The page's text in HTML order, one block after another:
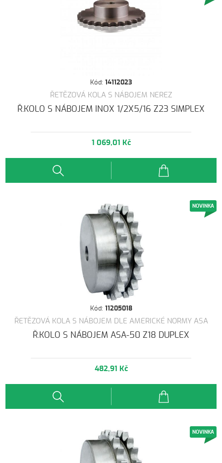
Kód: 14112023
ŘETĚZOVÁ KOLA S NÁBOJEM NEREZ
Ř.KOLO S NÁBOJEM INOX 1/2X5/16 Z23 SIMPLEX
1 069,01 Kč
NOVINKA
Kód: 11205018
ŘETĚZOVÁ KOLA S NÁBOJEM DLE AMERICKÉ NORMY ASA
Ř.KOLO S NÁBOJEM ASA-50 Z18 DUPLEX
482,91 Kč
NOVINKA